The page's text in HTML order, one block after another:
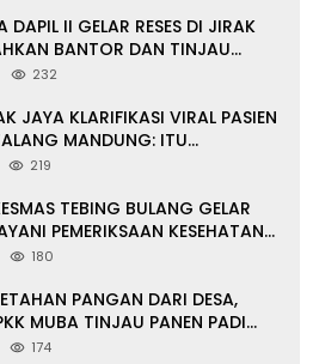
DAPIL II GELAR RESES DI JIRAK
BANTOR DAN TINJAU
SERTA TPS 3R
232
JAYA KLARIFIKASI VIRAL PASIEN
MANDUNG: ITU
219
TEBING BULANG GELAR
PEMERIKSAAN KESEHATAN
ASN DI SUNGAI KERUH
180
PANGAN DARI DESA,
MUBA TINJAU PANEN PADI
IKAN NILA
174